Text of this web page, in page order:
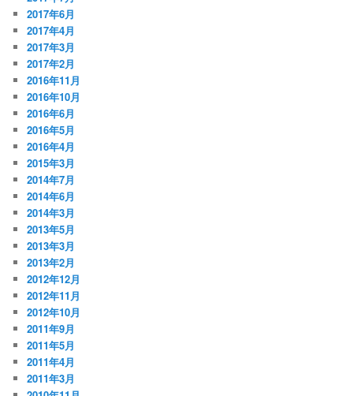
2017年6月
2017年4月
2017年3月
2017年2月
2016年11月
2016年10月
2016年6月
2016年5月
2016年4月
2015年3月
2014年7月
2014年6月
2014年3月
2013年5月
2013年3月
2013年2月
2012年12月
2012年11月
2012年10月
2011年9月
2011年5月
2011年4月
2011年3月